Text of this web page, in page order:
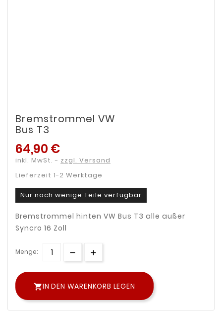
Bremstrommel VW
Bus T3
64,90 €
inkl. MwSt.
zzgl. Versand
Lieferzeit 1-2 Werktage
Nur noch wenige Teile verfügbar
Bremstrommel hinten VW Bus T3 alle außer
Syncro 16 Zoll
Menge:
IN DEN WARENKORB LEGEN